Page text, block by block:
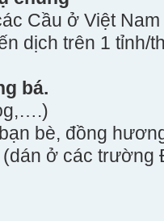
Cầu ở Việt
dịch trên 1 tỉnh/
bá.
bè, đồng
ở các trường